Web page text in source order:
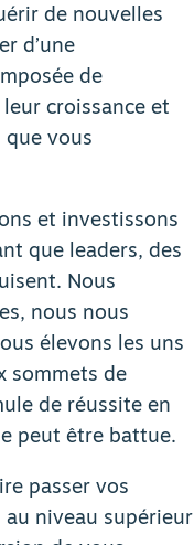
de nouvelles
d’une
de
croissance et
que vous
et investissons
que leaders, des
Nous
nous nous
élevons les uns
sommets de
de réussite en
peut être battue.
passer vos
au niveau supérieur